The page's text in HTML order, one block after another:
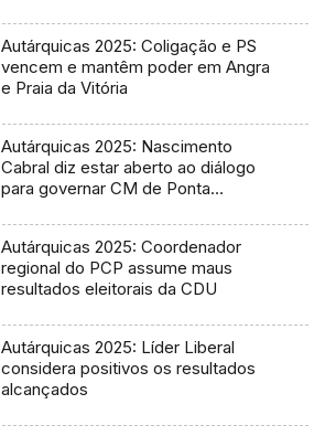
Autárquicas 2025: Coligação e PS
vencem e mantêm poder em Angra
e Praia da Vitória
Autárquicas 2025: Nascimento
Cabral diz estar aberto ao diálogo
para governar CM de Ponta
Autárquicas 2025: Coordenador
regional do PCP assume maus
resultados eleitorais da CDU
Autárquicas 2025: Líder Liberal
considera positivos os resultados
alcançados